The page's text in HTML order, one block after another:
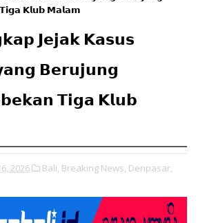
𝗞𝗹𝘂𝗯 𝗠𝗮𝗹𝗮𝗺
𝗝𝗲𝗷𝗮𝗸 𝗞𝗮𝘀𝘂𝘀
𝗕𝗲𝗿𝘂𝗷𝘂𝗻𝗴
𝗧𝗶𝗴𝗮 𝗞𝗹𝘂𝗯
2026 Bali, Breaking News, Denpasar,